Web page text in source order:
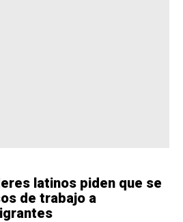
latinos piden que se
de trabajo a